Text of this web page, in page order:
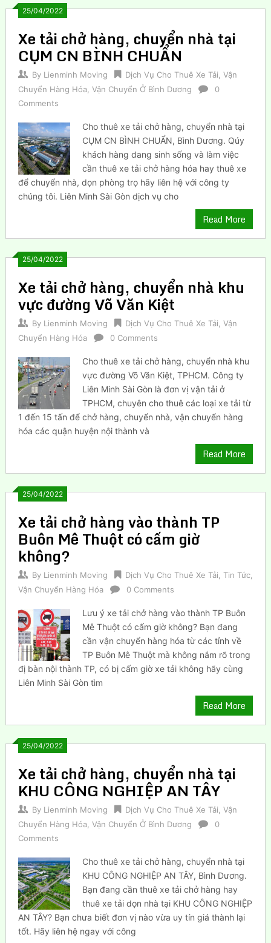
25/04/2022
Xe tải chở hàng, chuyển nhà tại
CỤM CN BÌNH CHUẨN
By Lienminh Moving Dịch Vụ Cho Thuê Xe Tải Vận
Chuyển Hàng Hóa, Vận Chuyển Ở Bình Dương
0
Comments
Cho thuê xe tải chở hàng, chuyển nhà tại
CỤM CN BÌNH CHUẨN, Bình Dương. Qúy
khách hàng dang sinh sống và làm việc
cần thuê xe tải chở hàng hóa hay thuê xe
để chuyển nhà, dọn phòng trọ hãy liên hệ với công ty
chúng tôi. Liên Minh Sài Gòn dịch vụ cho
Read More
25/04/2022
Xe tải chở hàng, chuyển nhà khu
vực đường Võ Văn Kiệt
By Lienminh Moving Dịch Vụ Cho Thuê Xe Tải Vận
Chuyển Hàng Hóa
0 Comments
Cho thuê xe tải chở hàng, chuyển nhà khu
vực đường Võ Văn Kiệt, TPHCM. Công ty
Liên Minh Sài Gòn là đơn vị vận tải ở
TPHCM, chuyên cho thuê các loại xe tải từ
1 đến 15 tấn để chở hàng, chuyển nhà, vận chuyển hàng
hóa các quận huyện nội thành và
Read More
25/04/2022
Xe tải chở hàng vào thành TP
Buôn Mê Thuột có cấm giờ
không?
By Lienminh Moving Dịch Vụ Cho Thuê Xe Tải Tin Tức,
Vận Chuyển Hàng Hóa
0 Comments
Lưu ý xe tải chở hàng vào thành TP Buôn
Mê Thuột có cấm giờ không? Bạn đang
cần vận chuyển hàng hóa từ các tỉnh về
TP Buôn Mê Thuột mà không nắm rõ trong
đị bàn nội thành TP, có bị cấm giờ xe tải không hãy cùng
Liên Minh Sài Gòn tìm
Read More
25/04/2022
Xe tải chở hàng, chuyển nhà tại
KHU CÔNG NGHIỆP AN TÂY
By Lienminh Moving Dịch Vụ Cho Thuê Xe Tải Vận
Chuyển Hàng Hóa, Vận Chuyển Ở Bình Dương
0
Comments
Cho thuê xe tải chở hàng, chuyển nhà tại
KHU CÔNG NGHIỆP AN TÂY, Bình Dương.
Bạn đang cần thuê xe tải chở hàng hay
thuê xe tải dọn nhà tại KHU CÔNG NGHIỆP
AN TÂY? Bạn chưa biết đơn vị nào vừa uy tín giá thành lại
tốt. Hãy liên hệ ngay với công